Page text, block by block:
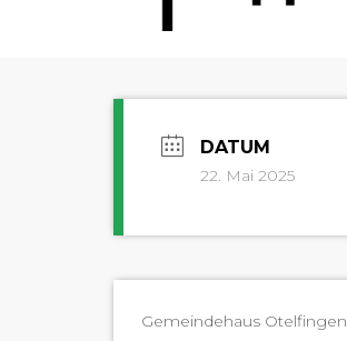
22. Mai 2025
Gemein­de­haus